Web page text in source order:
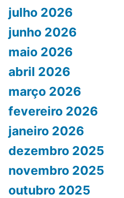
julho 2026
junho 2026
maio 2026
abril 2026
março 2026
fevereiro 2026
janeiro 2026
dezembro 2025
novembro 2025
outubro 2025